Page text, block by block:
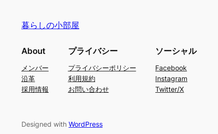
暮らしの小部屋
About
メンバー
沿革
採用情報
プライバシー
プライバシーポリシー
利用規約
お問い合わせ
ソーシャル
Facebook
Instagram
Twitter/X
Designed with WordPress